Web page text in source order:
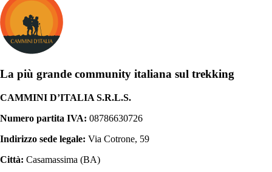
La più grande community italiana sul trekking
CAMMINI D’ITALIA S.R.L.S.
Numero partita IVA: 08786630726
Indirizzo sede legale: Via Cotrone, 59
Città: Casamassima (BA)